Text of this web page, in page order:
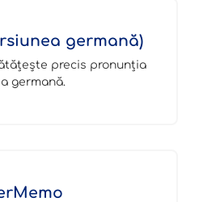
germană)
precis pronunția
germană.